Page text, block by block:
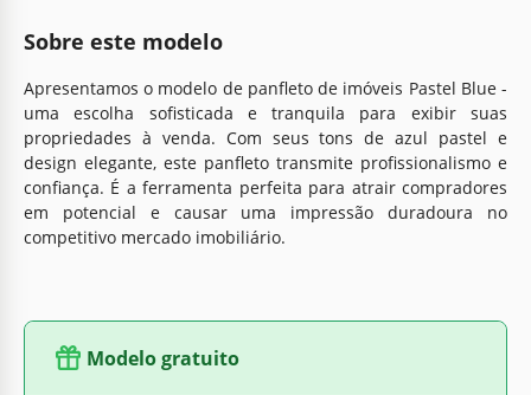
Sobre este modelo
Apresentamos o modelo de panfleto de imóveis Pastel Blue -
uma escolha sofisticada e tranquila para exibir suas
propriedades à venda. Com seus tons de azul pastel e
design elegante, este panfleto transmite profissionalismo e
confiança. É a ferramenta perfeita para atrair compradores
em potencial e causar uma impressão duradoura no
competitivo mercado imobiliário.
Modelo gratuito